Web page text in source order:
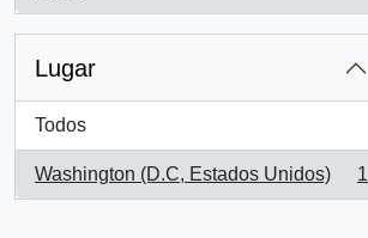
Lugar
Todos
Washington (D.C, Estados Unidos)
, 1 resultados
1